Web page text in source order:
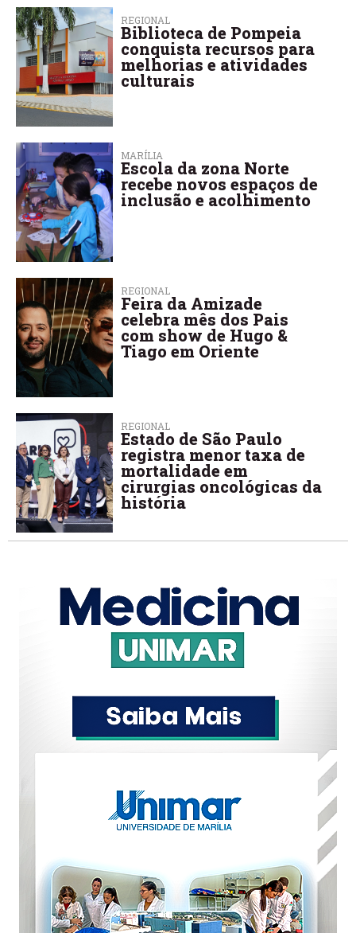
REGIONAL
Biblioteca de Pompeia
conquista recursos para
melhorias e atividades
culturais
MARÍLIA
Escola da zona Norte
recebe novos espaços de
inclusão e acolhimento
REGIONAL
Feira da Amizade
celebra mês dos Pais
com show de Hugo &
Tiago em Oriente
REGIONAL
Estado de São Paulo
registra menor taxa de
mortalidade em
cirurgias oncológicas da
história